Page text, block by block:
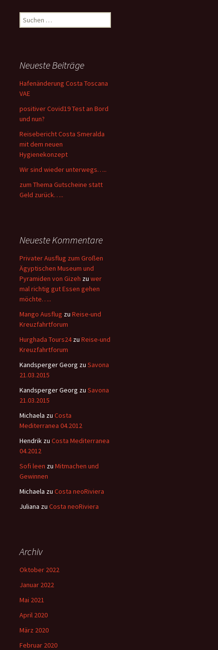
Suchen
nach:
Neueste Beiträge
Hafenänderung Costa Toscana
VAE
positiver Covid19 Test an Bord
und nun?
Reisebericht Costa Smeralda
mit dem neuen
Hygienekonzept
Wir sind wieder unterwegs…..
zum Thema Gutscheine statt
Geld zurück…..
Neueste Kommentare
Privater Ausflug zum Großen
Ägyptischen Museum und
Pyramiden von Gizeh zu wer
mal richtig gut Essen gehen
möchte…..
Mango Ausflug zu Reise-und
Kreuzfahrtforum
Hurghada Tours24zu Reise-und
Kreuzfahrtforum
Kandsperger Georg zu Savona
21.03.2015
Kandsperger Georg zu Savona
21.03.2015
Michaela zu Costa
Mediterranea 04.2012
Hendrik zu Costa Mediterranea
04.2012
Sofi leen zu Mitmachen und
Gewinnen
Michaela zu Costa neoRiviera
Juliana zu Costa neoRiviera
Archiv
Oktober 2022
Januar 2022
Mai 2021
April 2020
März 2020
Februar 2020